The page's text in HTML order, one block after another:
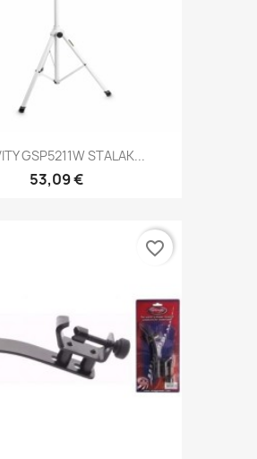
GSP5211W STALAK...
53,09 €
favorite_border